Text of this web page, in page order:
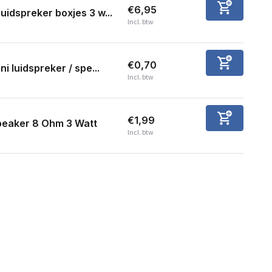
boxjes 3 w... €6,95
Incl. btw
luidspreker / spe... €0,70
Incl. btw
8 Ohm 3 Watt €1,99
Incl. btw